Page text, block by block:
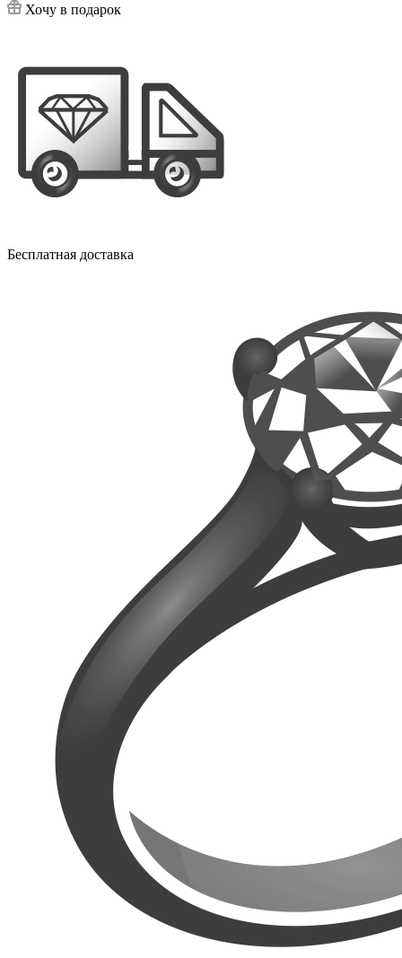
Хочу в подарок
Бесплатная доставка